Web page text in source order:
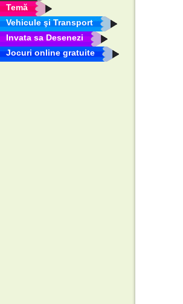
Temă
Vehicule şi Transport
Invata sa Desenezi
Jocuri online gratuite